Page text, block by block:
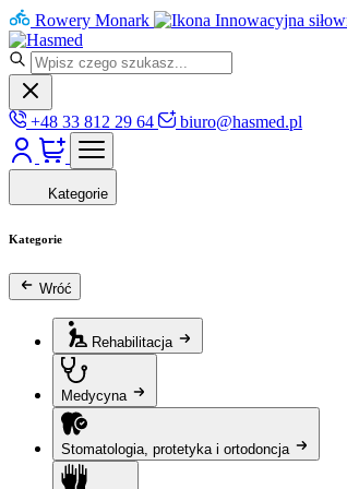
Rowery Monark Innowacyjna
+48 33 812 29 64 biuro@hasmed.pl
Kategorie
Kategorie
Wróć
Rehabilitacja
Medycyna
Stomatologia, protetyka i ortodoncja